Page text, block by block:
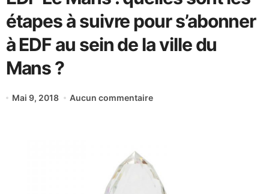
étapes à suivre pour s’abonner
à EDF au sein de la ville du
Mans ?
Mai 9, 2018 Aucun commentaire